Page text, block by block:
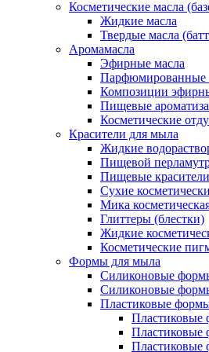
Косметические масла
Жидкие масла
Твердые масла
Аромамасла
Эфирные масла
Парфюмированные
Композиции
Пищевые
Косметические
Красители для мыла
Жидкие
Пищевой
Пищевые красители
Сухие
Мика
Глиттеры (блестки)
Жидкие
Косметические
Формы для мыла
Силиконовые
Силиконовые
Пластиковые
Пластиковые
Пластиковые
Пластиковые